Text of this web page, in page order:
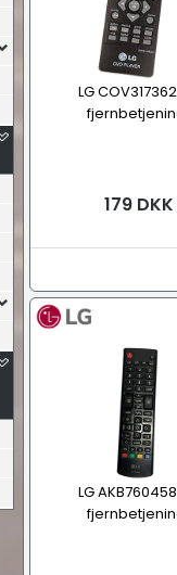
LG
179 DKK
LG